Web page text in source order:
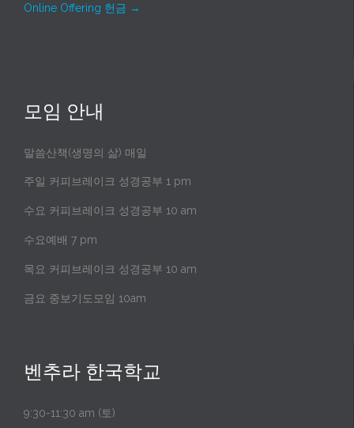
Online Offering 헌금 →
모임 안내
말씀산책(생명의 삶) 매일
주일 커피브레이크 성경공부 1 pm
수요 커피브레이크 성경공부 10 am
수요예배 7 pm
목요 커피브레이크 성경공부 10 am
금요 중보기도모임 10am
벤추라 한국학교
9:30-11:30 am (토)